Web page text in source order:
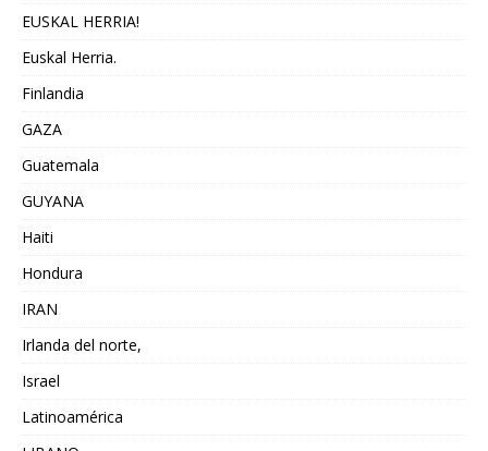
EUSKAL HERRIA!
Euskal Herria.
Finlandia
GAZA
Guatemala
GUYANA
Haiti
Hondura
IRAN
Irlanda del norte,
Israel
Latinoamérica